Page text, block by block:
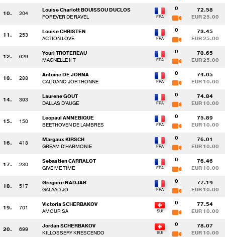
10. 204
Louise Charlott BOUISSOU DUCLOS
FOREVER DE RAVEL
0 72.58
EUR 25.00
11. 253
Louise CHRISTEN
ACTION LOVE
0 73.45
EUR 25.00
12. 629
Youri TROTEREAU
MAGNELLE II T
0 73.65
EUR 25.00
13. 288
Antoine DE JORNA
CALIGANO JORTHONNE
0 74.05
EUR 10.00
14. 393
Laurene GOUT
DALLAS D'AUGE
0 74.84
EUR 10.00
15. 150
Leopaul ANNEBIQUE
BEETHOVEN DE LAMBRES
0 75.89
EUR 10.00
16. 418
Margaux KIRSCH
GREAM D'HARMONIE
0 76.01
EUR 10.00
17. 230
Sebastien CARRALOT
GIVE ME TIME
0 76.46
EUR 10.00
18. 517
Gregoire NADJAR
GALAAD JO
0 77.19
EUR 10.00
19. 701
Victoria SCHERBAKOV
AMOUR SA
0 77.54
EUR 10.00
20. 699
Jordan SCHERBAKOV
KILLOSSERY KRESCENDO
0 78.07
EUR 10.00